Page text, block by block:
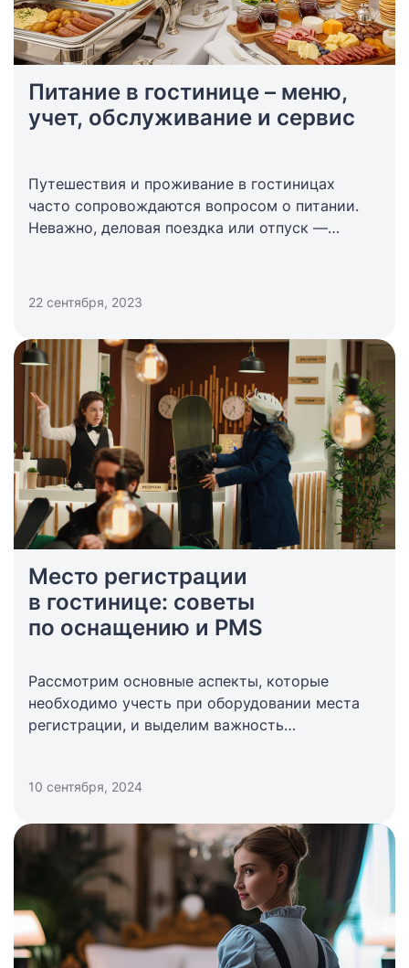
Питание в гостинице – меню,
учет, обслуживание и сервис
Путешествия и проживание в гостиницах
часто сопровождаются вопросом о питании.
Неважно, деловая поездка или отпуск —
22 сентября, 2023
Место регистрации
в гостинице: советы
по оснащению и PMS
Рассмотрим основные аспекты, которые
необходимо учесть при оборудовании места
регистрации, и выделим важность
10 сентября, 2024